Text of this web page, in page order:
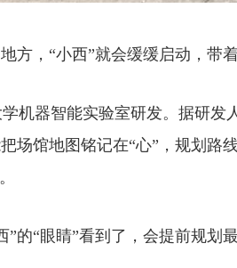
，“小西”就会缓缓启动，带着
器智能实验室研发。据研发
场馆地图铭记在“心”，规划路
“眼睛”看到了，会提前规划最